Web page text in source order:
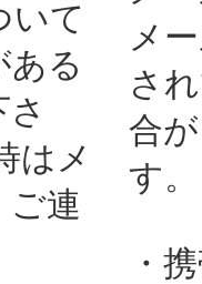
いて
ある
はメ
ご連
メ
さ
合
す。
・